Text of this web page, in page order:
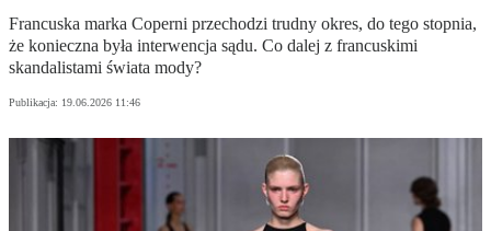
Francuska marka Coperni przechodzi trudny okres, do tego stopnia,
że konieczna była interwencja sądu. Co dalej z francuskimi
skandalistami świata mody?
Publikacja: 19.06.2026 11:46